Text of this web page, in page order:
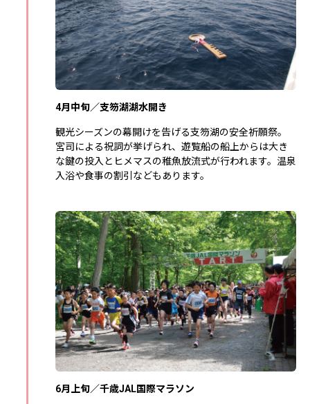
4月中旬／支笏湖湖水開き
観光シーズンの幕開けを告げる支笏湖の安全祈願祭。
宮司による祝詞が挙げられ、遊覧船の船上からは大き
な鍵の投入とヒメマスの稚魚放流式が行われます。温泉
入浴や食事の割引などもあります。
6月上旬／千歳JAL国際マラソン